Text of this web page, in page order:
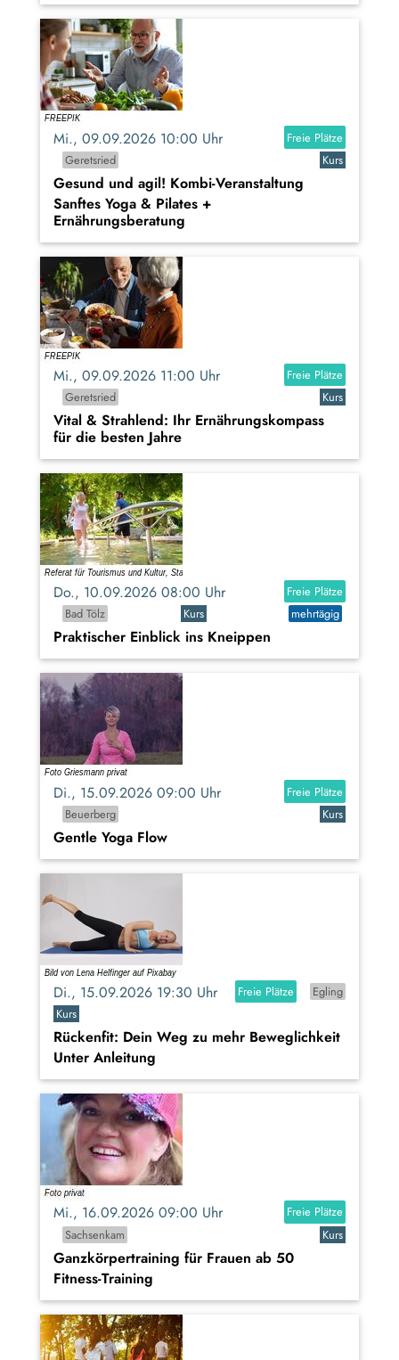
Mi., 09.09.2026 10:00 Uhr
Freie Plätze
Geretsried
Kurs
Gesund und agil! Kombi-Veranstaltung
Sanftes Yoga & Pilates +
Ernährungsberatung
Mi., 09.09.2026 11:00 Uhr
Freie Plätze
Geretsried
Kurs
Vital & Strahlend: Ihr Ernährungskompass
für die besten Jahre
Do., 10.09.2026 08:00 Uhr
Freie Plätze
Bad Tölz
Kurs mehrtägig
Praktischer Einblick ins Kneippen
Di., 15.09.2026 09:00 Uhr
Freie Plätze
Beuerberg
Kurs
Gentle Yoga Flow
Di., 15.09.2026 19:30 Uhr Freie Plätze
Egling
Kurs
Rückenfit: Dein Weg zu mehr Beweglichkeit
Unter Anleitung
Mi., 16.09.2026 09:00 Uhr
Freie Plätze
Sachsenkam
Kurs
Ganzkörpertraining für Frauen ab 50
Fitness-Training